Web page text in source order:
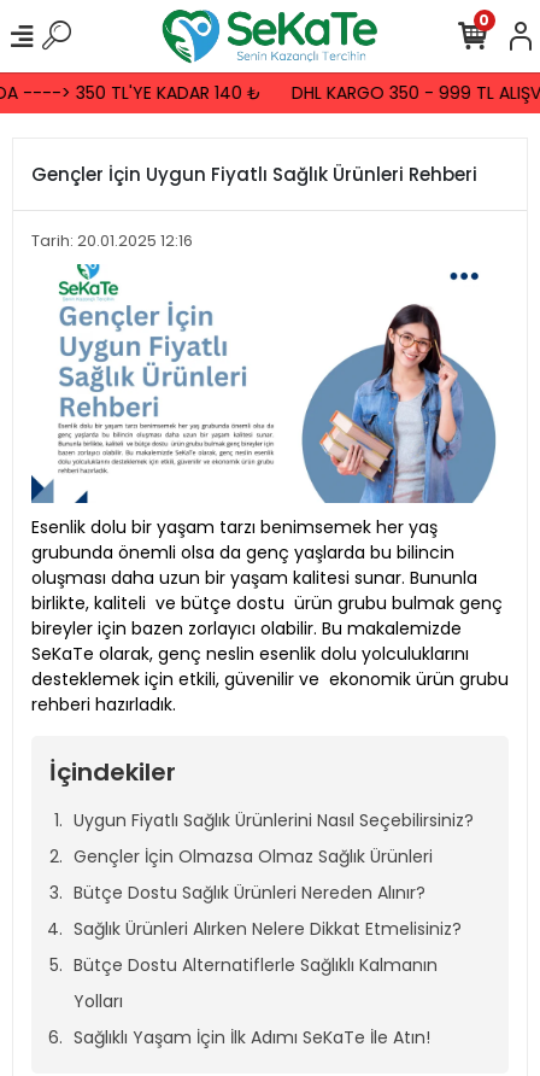
----> 350 TL'YE KADAR 140 ₺ DHL KARGO 350 - 999 TL
0
Gençler İçin Uygun Fiyatlı Sağlık Ürünleri Rehberi
Tarih: 20.01.2025 12:16
Esenlik dolu bir yaşam tarzı benimsemek her yaş
grubunda önemli olsa da genç yaşlarda bu bilincin
oluşması daha uzun bir yaşam kalitesi sunar. Bununla
birlikte, kaliteli ve bütçe dostu ürün grubu bulmak genç
bireyler için bazen zorlayıcı olabilir. Bu makalemizde
SeKaTe olarak, genç neslin esenlik dolu yolculuklarını
desteklemek için etkili, güvenilir ve ekonomik ürün grubu
rehberi hazırladık.
İçindekiler
Uygun Fiyatlı Sağlık Ürünlerini Nasıl Seçebilirsiniz?
Gençler İçin Olmazsa Olmaz Sağlık Ürünleri
Bütçe Dostu Sağlık Ürünleri Nereden Alınır?
Sağlık Ürünleri Alırken Nelere Dikkat Etmelisiniz?
Bütçe Dostu Alternatiflerle Sağlıklı Kalmanın
Yolları
Sağlıklı Yaşam İçin İlk Adımı SeKaTe İle Atın!